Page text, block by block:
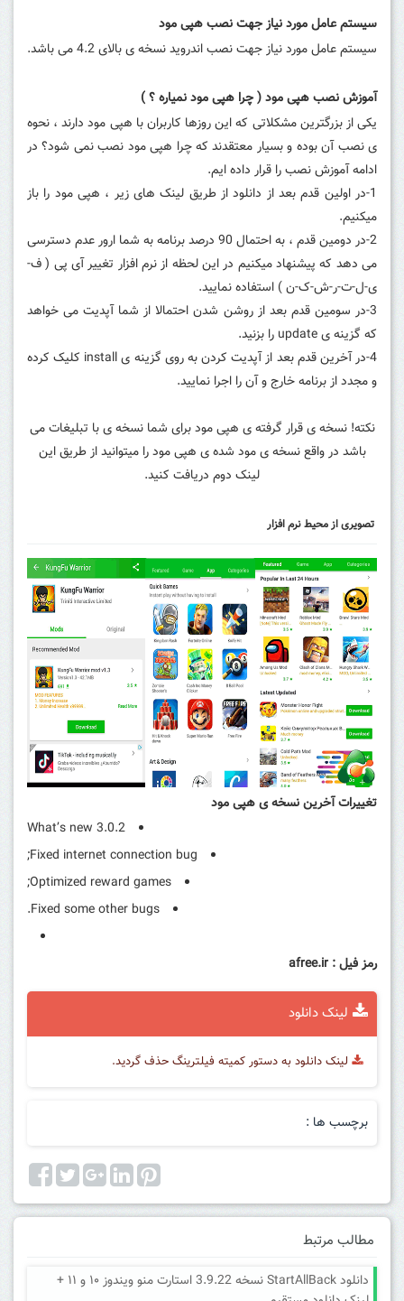
سیستم عامل مورد نیاز جهت نصب هپی مود
سیستم عامل مورد نیاز جهت نصب اندروید نسخه ی بالای 4.2 می باشد.
آموزش نصب هپی مود ( چرا هپی مود نمیاره ؟ )
یکی از بزرگترین مشکلاتی که این روزها کاربران با هپی مود دارند ، نحوه
ی نصب آن بوده و بسیار معتقدند که چرا هپی مود نصب نمی شود؟ در
ادامه آموزش نصب را قرار داده ایم.
1-در اولین قدم بعد از دانلود از طریق لینک های زیر ، هپی مود را باز
میکنیم.
2-در دومین قدم ، به احتمال 90 درصد برنامه به شما ارور عدم دسترسی
می دهد که پیشنهاد میکنیم در این لحظه از نرم افزار تغییر آی پی ( ف-
ی-ل-ت-ر-ش-ک-ن ) استفاده نمایید.
3-در سومین قدم بعد از روشن شدن احتمالا از شما آپدیت می خواهد
که گزینه ی update را بزنید.
4-در آخرین قدم بعد از آپدیت کردن به روی گزینه ی install کلیک کرده
و مجدد از برنامه خارج و آن را اجرا نمایید.
نکته! نسخه ی قرار گرفته ی هپی مود برای شما نسخه ی با تبلیغات می
باشد در واقع نسخه ی مود شده ی هپی مود را میتوانید از طریق این
لینک دوم دریافت کنید.
تصویری از محیط نرم افزار
تغییرات آخرین نسخه ی هپی مود
What’s new 3.0.2
Fixed internet connection bug;
Optimized reward games;
Fixed some other bugs.
رمز فیل : afree.ir
لینک دانلود
لینک دانلود به دستور کمیته فیلترینگ حذف گردید.
برچسب ها :
مطالب مرتبط
دانلود StartAllBack نسخه 3.9.22 استارت منو ویندوز ۱۰ و ۱۱ +